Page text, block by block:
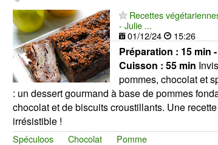
Recettes
- Julie ...
01/12/24
15:26
Préparation : 15 min -
Cuisson : 55 min
pommes, chocolat et
: un dessert gourmand à base de pommes
chocolat et de biscuits croustillants. Une
irrésistible !
Spéculoos Chocolat Pomme